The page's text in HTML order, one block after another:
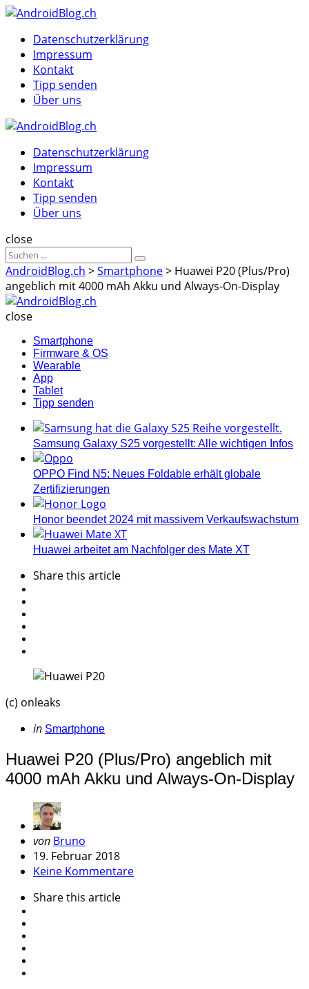
Menu
MenuDatenschutzerklärung
Impressum
Kontakt
Tipp senden
Über uns
Datenschutzerklärung
Impressum
Kontakt
Tipp senden
Über uns
Suche
close
Sucheergebnisse
für
Suche
AndroidBlog.ch >Smartphone> Huawei P20 (Plus/Pro)
angeblich mit 4000 mAh Akku und Always-On-Display
close
Smartphone
Firmware & OS
Wearable
App
Tablet
Tipp senden
Samsung Galaxy S25 vorgestellt: Alle wichtigen Infos
OPPO Find N5: Neues Foldable erhält globale
Zertifizierungen
Honor beendet 2024 mit massivem Verkaufswachstum
Huawei arbeitet am Nachfolger des Mate XT
Sharethis article
(c) onleaks
Categories
Posted
in Smartphone
Huawei P20 (Plus/Pro) angeblich mit
4000 mAh Akku und Always-On-Display
Geschrieben
von
von Bruno
19. Februar 2018
Keine Kommentare
Sharethis article